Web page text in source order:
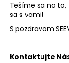
Tešíme sa na
sa s vami!
S pozdravom
Kontaktujte